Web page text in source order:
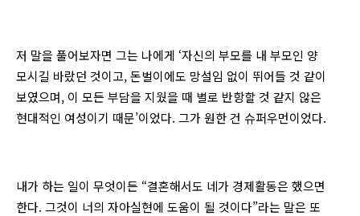
저 말을 풀어보자면 그는 나에게 ‘자신의 부모를 내 부모인 양
모시길 바랐던 것이고, 돈벌이에도 망설임 없이 뛰어들 것 같이
보였으며, 이 모든 부담을 지웠을 때 별로 반항할 것 같지 않은
현대적인 여성이기 때문’이었다. 그가 원한 건 슈퍼우먼이었다.
내가 하는 일이 무엇이든 “결혼해서도 네가 경제활동은 했으면
한다. 그것이 너의 자아실현에 도움이 될 것이다”라는 말은 또